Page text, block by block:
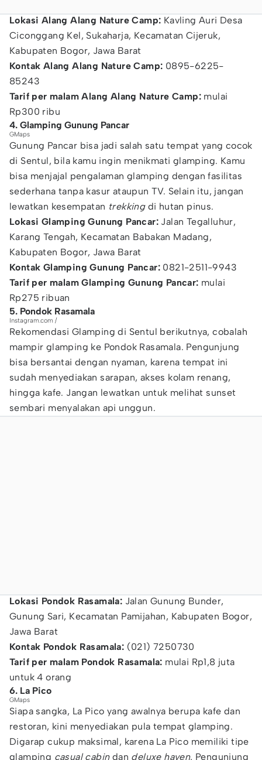
Lokasi Alang Alang Nature Camp: Kavling Auri Desa
Ciconggang Kel, Sukaharja, Kecamatan Cijeruk,
Kabupaten Bogor, Jawa Barat
Kontak Alang Alang Nature Camp: 0895-6225-
85243
Tarif per malam Alang Alang Nature Camp: mulai
Rp300 ribu
4. Glamping Gunung Pancar
GMaps
Gunung Pancar bisa jadi salah satu tempat yang cocok
di Sentul, bila kamu ingin menikmati glamping. Kamu
bisa menjajal pengalaman glamping dengan fasilitas
sederhana tanpa kasur ataupun TV. Selain itu, jangan
lewatkan kesempatan trekkingdi hutan pinus.
Lokasi Glamping Gunung Pancar: Jalan Tegalluhur,
Karang Tengah, Kecamatan Babakan Madang,
Kabupaten Bogor, Jawa Barat
Kontak Glamping Gunung Pancar: 0821-2511-9943
Tarif per malam Glamping Gunung Pancar: mulai
Rp275 ribuan
5. Pondok Rasamala
Instagram.com /
Rekomendasi Glamping di Sentul berikutnya, cobalah
mampir glamping ke Pondok Rasamala. Pengunjung
bisa bersantai dengan nyaman, karena tempat ini
sudah menyediakan sarapan, akses kolam renang,
hingga kafe. Jangan lewatkan untuk melihat sunset
sembari menyalakan api unggun.
Lokasi Pondok Rasamala: Jalan Gunung Bunder,
Gunung Sari, Kecamatan Pamijahan, Kabupaten Bogor,
Jawa Barat
Kontak Pondok Rasamala: (021) 7250730
Tarif per malam Pondok Rasamala: mulai Rp1,8 juta
untuk 4 orang
6. La Pico
GMaps
Siapa sangka, La Pico yang awalnya berupa kafe dan
restoran, kini menyediakan pula tempat glamping.
Digarap cukup maksimal, karena La Pico memiliki tipe
glamping casual cabindan deluxe haven. Pengunjung